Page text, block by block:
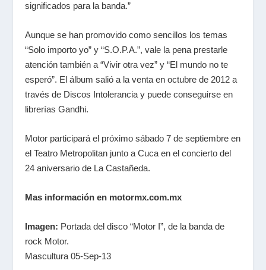
significados para la banda.”
Aunque se han promovido como sencillos los temas
“Solo importo yo” y “S.O.P.A.”, vale la pena prestarle
atención también a “Vivir otra vez” y “El mundo no te
esperó”. El álbum salió a la venta en octubre de 2012 a
través de Discos Intolerancia y puede conseguirse en
librerías Gandhi.
Motor participará el próximo sábado 7 de septiembre en
el Teatro Metropolitan junto a Cuca en el concierto del
24 aniversario de La Castañeda.
Mas información en motormx.com.mx
Imagen: Portada del disco “Motor I”, de la banda de
rock Motor.
Mascultura 05-Sep-13